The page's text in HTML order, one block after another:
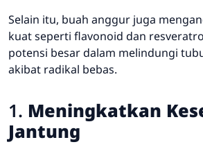
Selain itu, buah anggur juga
kuat seperti flavonoid dan
potensi besar dalam melindungi
akibat radikal bebas.
1. Meningkatkan
Jantung